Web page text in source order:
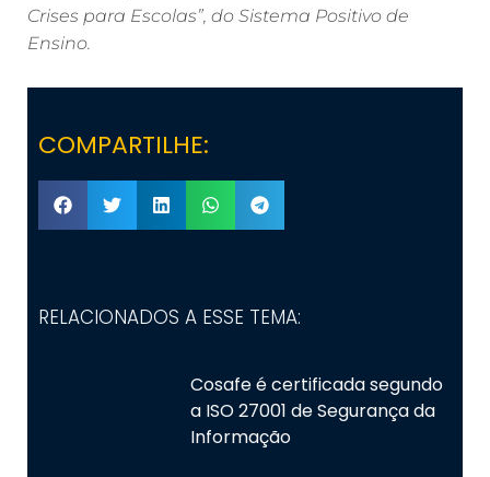
Crises para Escolas”, do Sistema Positivo de
Ensino.
COMPARTILHE:
RELACIONADOS A ESSE TEMA:
Cosafe é certificada segundo
a ISO 27001 de Segurança da
Informação